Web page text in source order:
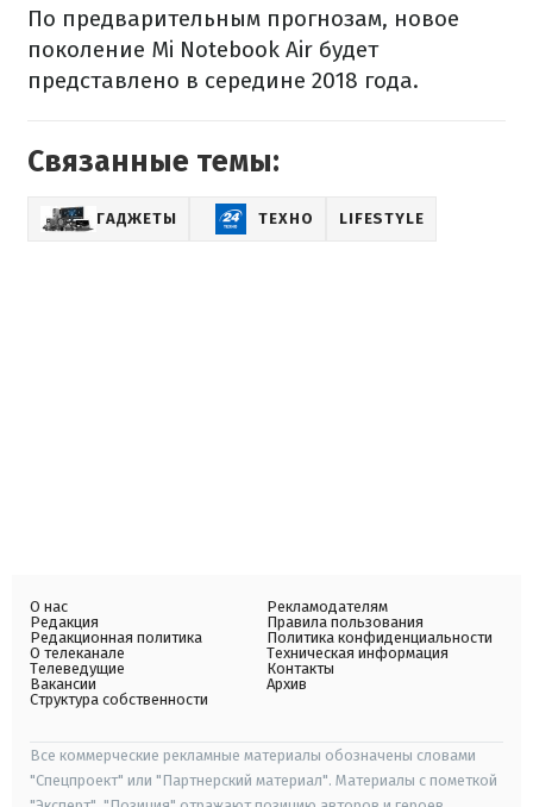
По предварительным прогнозам, новое
поколение Mi Notebook Air будет
представлено в середине 2018 года.
Связанные темы:
ГАДЖЕТЫ ТЕХНО LIFESTYLE
О нас
Редакция
Редакционная политика
О телеканале
Телеведущие
Вакансии
Структура собственности
Рекламодателям
Правила пользования
Политика конфиденциальности
Техническая информация
Контакты
Архив
Все коммерческие рекламные материалы обозначены словами
"Спецпроект" или "Партнерский материал". Материалы с пометкой